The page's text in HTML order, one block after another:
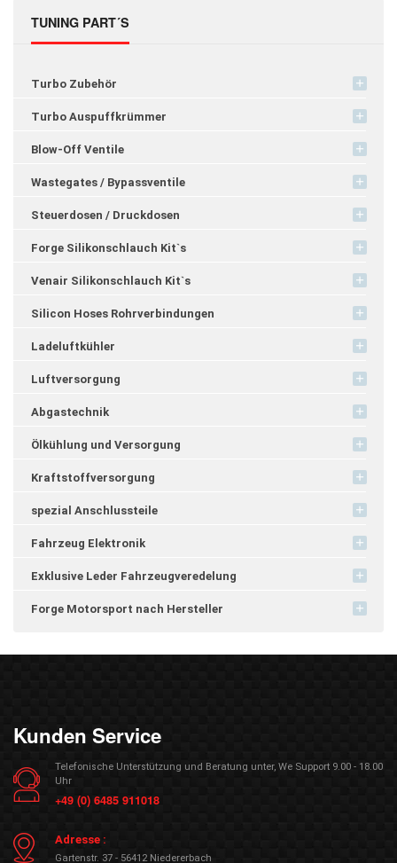
TUNING PART´S
Turbo Zubehör
Turbo Auspuffkrümmer
Blow-Off Ventile
Wastegates / Bypassventile
Steuerdosen / Druckdosen
Forge Silikonschlauch Kit`s
Venair Silikonschlauch Kit`s
Silicon Hoses Rohrverbindungen
Ladeluftkühler
Luftversorgung
Abgastechnik
Ölkühlung und Versorgung
Kraftstoffversorgung
spezial Anschlussteile
Fahrzeug Elektronik
Exklusive Leder Fahrzeugveredelung
Forge Motorsport nach Hersteller
Kunden Service
Telefonische Unterstützung und Beratung unter, We Support 9.00 - 18.00
Uhr
+49 (0) 6485 911018
Adresse :
Gartenstr. 37 - 56412 Niedererbach